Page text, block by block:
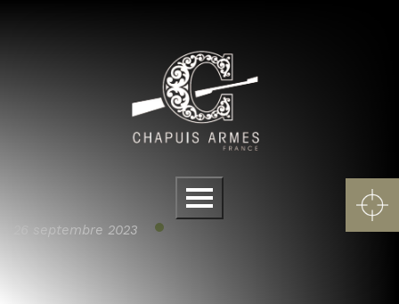
Menu
26 septembre 2023